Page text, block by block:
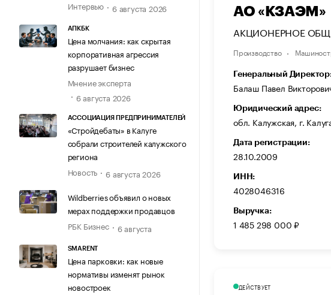
Интервью
6 августа 2026
АПКБК
Цена молчания: как скрытая
корпоративная агрессия
разрушает бизнес
Мнение эксперта
6 августа 2026
АССОЦИАЦИЯ ПРЕДПРИНИМАТЕЛЕЙ
«Стройдебаты» в Калуге
собрали строителей калужского
региона
Новость
6 августа 2026
Wildberries объявил о новых
мерах поддержки продавцов
РБК Бизнес
6 августа
SMARENT
Цена парковки: как новые
нормативы изменят рынок
новостроек
АО «КЗАЭМ»
АКЦИОНЕРНОЕ
Производство
Генеральный
Балаш Павел
Юридический адрес:
обл. Калужская, г.
Дата регистрации:
28.10.2009
ИНН:
4028046316
Выручка:
1 485 298 000 ₽
ДЕЙСТВУЕТ